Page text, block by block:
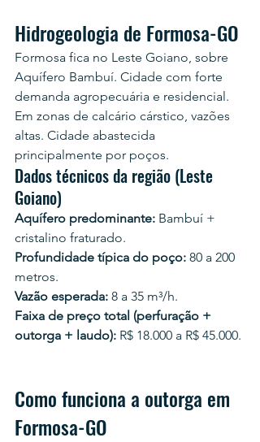
Hidrogeologia de Formosa-GO
Formosa fica no Leste Goiano, sobre
Aquífero Bambuí. Cidade com forte
demanda agropecuária e residencial.
Em zonas de calcário cárstico, vazões
altas. Cidade abastecida
principalmente por poços.
Dados técnicos da região (Leste
Goiano)
Aquífero predominante: Bambuí +
cristalino fraturado.
Profundidade típica do poço: 80 a 200
metros.
Vazão esperada: 8 a 35 m³/h.
Faixa de preço total (perfuração +
outorga + laudo): R$ 18.000 a R$ 45.000.
Como funciona a outorga em
Formosa-GO